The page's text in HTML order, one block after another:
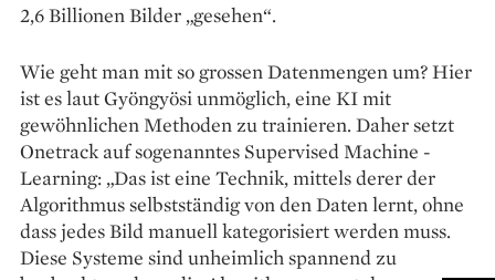
2,6 Billionen Bilder „gesehen“.
Wie geht man mit so grossen Datenmengen um? Hier
ist es laut Gyöngyösi unmöglich, eine KI mit
gewöhnlichen Methoden zu trainieren. Daher setzt
Onetrack auf sogenanntes Supervised Machine ­
Learning: „Das ist eine Technik, mittels derer der
Algorithmus selbstständig von den Daten lernt, ohne
dass ­jedes Bild manuell kategorisiert ­werden muss.
Diese Systeme sind unheimlich spannend zu